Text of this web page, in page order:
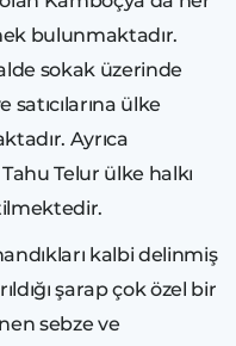
bulunmaktadır.
sokak üzerinde
ülke
Ayrıca
Telur ülke halkı
kalbi delinmiş
şarap çok özel bir
sebze ve